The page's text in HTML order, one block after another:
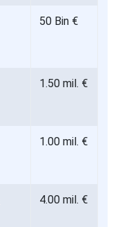
50 Bin €
1.50 mil. €
1.00 mil. €
4.00 mil. €